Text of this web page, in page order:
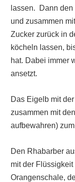
lassen. Dann
und zusammen
Zucker zurück in
köcheln lassen,
hat. Dabei immer
ansetzt.
Das Eigelb mit
zusammen mit
aufbewahren)
Den Rhabarber
mit der
Orangenschale,